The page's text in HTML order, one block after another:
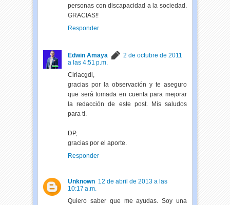
personas con discapacidad a la sociedad.
GRACIAS!!
Responder
Edwin Amaya
2 de octubre de 2011
a las 4:51 p.m.
Ciriacgdl,
gracias por la observación y te aseguro
que será tomada en cuenta para mejorar
la redacción de este post. Mis saludos
para ti.
DP,
gracias por el aporte.
Responder
Unknown 12 de abril de 2013 a las
10:17 a.m.
Quiero saber que me ayudas. Soy una